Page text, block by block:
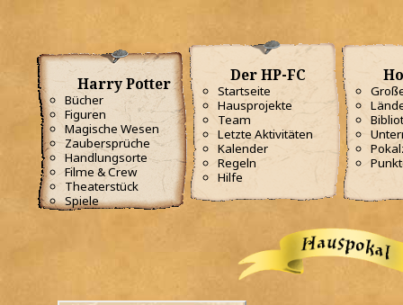
Harry Potter
Bücher
Figuren
Magische Wesen
Zaubersprüche
Handlungsorte
Filme & Crew
Theaterstück
Spiele
Der HP-FC
Startseite
Hausprojekte
Team
Letzte Aktivitäten
Kalender
Regeln
Hilfe